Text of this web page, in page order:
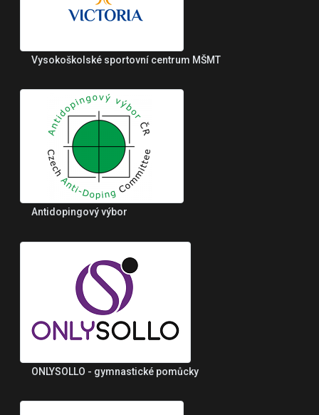
Vysokoškolské sportovní centrum MŠMT
Antidopingový výbor
ONLYSOLLO - gymnastické pomůcky